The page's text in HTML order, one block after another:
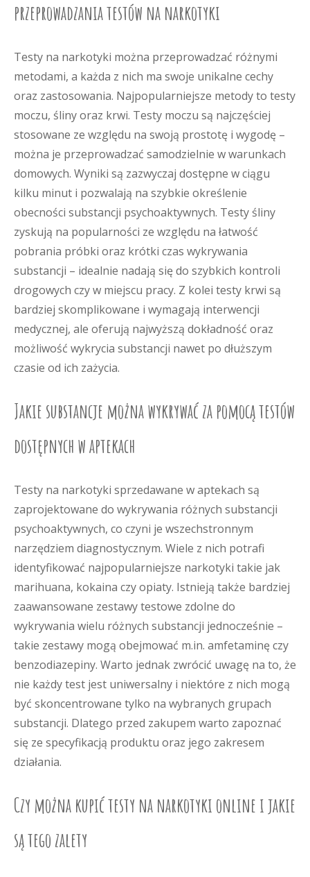
przeprowadzania testów na narkotyki
Testy na narkotyki można przeprowadzać różnymi
metodami, a każda z nich ma swoje unikalne cechy
oraz zastosowania. Najpopularniejsze metody to testy
moczu, śliny oraz krwi. Testy moczu są najczęściej
stosowane ze względu na swoją prostotę i wygodę –
można je przeprowadzać samodzielnie w warunkach
domowych. Wyniki są zazwyczaj dostępne w ciągu
kilku minut i pozwalają na szybkie określenie
obecności substancji psychoaktywnych. Testy śliny
zyskują na popularności ze względu na łatwość
pobrania próbki oraz krótki czas wykrywania
substancji – idealnie nadają się do szybkich kontroli
drogowych czy w miejscu pracy. Z kolei testy krwi są
bardziej skomplikowane i wymagają interwencji
medycznej, ale oferują najwyższą dokładność oraz
możliwość wykrycia substancji nawet po dłuższym
czasie od ich zażycia.
Jakie substancje można wykrywać za pomocą testów
dostępnych w aptekach
Testy na narkotyki sprzedawane w aptekach są
zaprojektowane do wykrywania różnych substancji
psychoaktywnych, co czyni je wszechstronnym
narzędziem diagnostycznym. Wiele z nich potrafi
identyfikować najpopularniejsze narkotyki takie jak
marihuana, kokaina czy opiaty. Istnieją także bardziej
zaawansowane zestawy testowe zdolne do
wykrywania wielu różnych substancji jednocześnie –
takie zestawy mogą obejmować m.in. amfetaminę czy
benzodiazepiny. Warto jednak zwrócić uwagę na to, że
nie każdy test jest uniwersalny i niektóre z nich mogą
być skoncentrowane tylko na wybranych grupach
substancji. Dlatego przed zakupem warto zapoznać
się ze specyfikacją produktu oraz jego zakresem
działania.
Czy można kupić testy na narkotyki online i jakie
są tego zalety